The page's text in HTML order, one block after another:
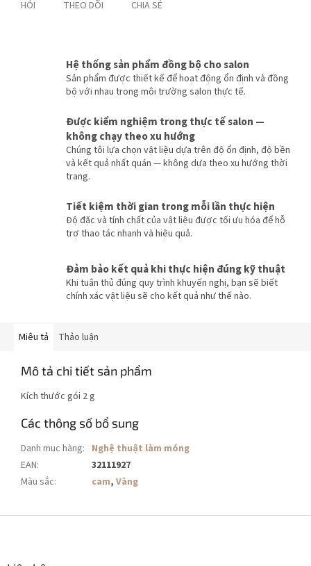
HỎI THEO DÕI CHIA SẺ
Hệ thống sản phẩm đồng bộ cho salon
Sản phẩm được thiết kế để hoạt động ổn định và đồng
bộ với nhau trong môi trường salon thực tế.
Được kiểm nghiệm trong thực tế salon —
không chạy theo xu hướng
Chúng tôi lựa chọn vật liệu dựa trên độ ổn định, độ bền
và kết quả nhất quán — không dựa theo xu hướng thời
trang.
Tiết kiệm thời gian trong mỗi lần thực hiện
Độ đặc và tính chất của vật liệu được tối ưu hóa để hỗ
trợ thao tác nhanh và hiệu quả.
Đảm bảo kết quả khi thực hiện đúng kỹ thuật
Khi tuân thủ đúng quy trình khuyến nghị, bạn sẽ biết
chính xác vật liệu sẽ cho kết quả như thế nào.
Miêu tả Thảo luận
Mô tả chi tiết sản phẩm
Kích thước gói 2 g
Các thông số bổ sung
Danh mục hàng: Nghệ thuật làm móng
EAN:
32111927
Màu sắc: cam, Vàng